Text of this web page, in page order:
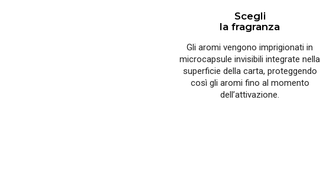
Scegli
la fragranza
Gli aromi vengono imprigionati in
microcapsule invisibili integrate nella
superficie della carta, proteggendo
così gli aromi fino al momento
dell’attivazione.